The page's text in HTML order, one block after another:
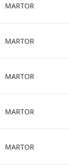
MARTOR
MARTOR
MARTOR
MARTOR
MARTOR